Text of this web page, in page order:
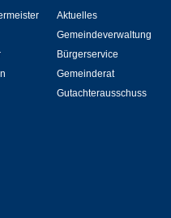
Aktuelles
Gemeindeverwaltung
Bürgerservice
Gemeinderat
Gutachterausschuss